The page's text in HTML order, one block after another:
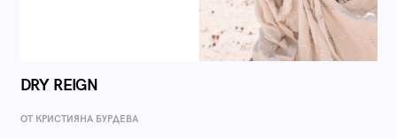
DRY REIGN
ОТ КРИСТИЯНА БУРДЕВА